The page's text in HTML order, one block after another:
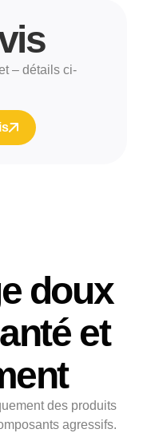
– détails ci-
doux
et
des produits
agressifs.